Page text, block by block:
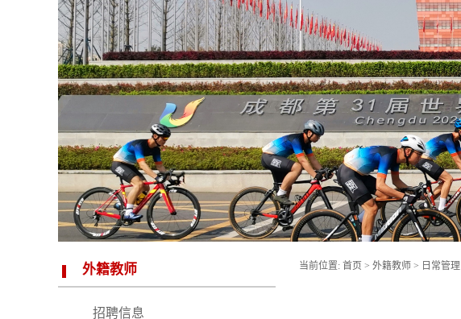
机构设置 短期访问
出境研修
外籍教师
招聘信息
当前位置: 首页 > 外籍教师 > 日常管理